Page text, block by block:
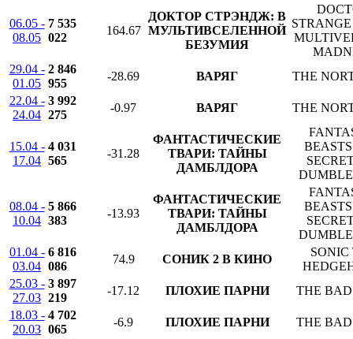
06.05 -
08.05
7 535
022
164.67
ДОКТОР СТРЭНДЖ: В
МУЛЬТИВСЕЛЕННОЙ
БЕЗУМИЯ
29.04 -
01.05
2 846
955
-28.69 ВАРЯГ
THE
22.04 -
24.04
3 992
275
-0.97 ВАРЯГ THE
15.04 -
17.04
4 031
565
-31.28
ФАНТАСТИЧЕСКИЕ
ТВАРИ: ТАЙНЫ
ДАМБЛДОРА
08.04 -
10.04
5 866
383
-13.93
ФАНТАСТИЧЕСКИЕ
ТВАРИ: ТАЙНЫ
ДАМБЛДОРА
01.04 -
03.04
6 816
086
74.9 СОНИК 2 В КИНО
SONIC
25.03 -
27.03
3 897
219
-17.12 ПЛОХИЕ ПАРНИ
THE
18.03 -
20.03
4 702
065
-6.9 ПЛОХИЕ ПАРНИ
THE